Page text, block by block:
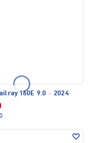
160E 9.0 · 2024